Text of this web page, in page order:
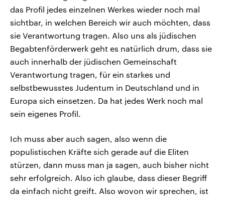
das Profil jedes einzelnen Werkes wieder noch mal
sichtbar, in welchen Bereich wir auch möchten, dass
sie Verantwortung tragen. Also uns als jüdischen
Begabtenförderwerk geht es natürlich drum, dass sie
auch innerhalb der jüdischen Gemeinschaft
Verantwortung tragen, für ein starkes und
selbstbewusstes Judentum in Deutschland und in
Europa sich einsetzen. Da hat jedes Werk noch mal
sein eigenes Profil.
Ich muss aber auch sagen, also wenn die
populistischen Kräfte sich gerade auf die Eliten
stürzen, dann muss man ja sagen, auch bisher nicht
sehr erfolgreich. Also ich glaube, dass dieser Begriff
da einfach nicht greift. Also wovon wir sprechen, ist